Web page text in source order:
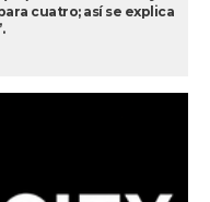
cuatro; así se explica